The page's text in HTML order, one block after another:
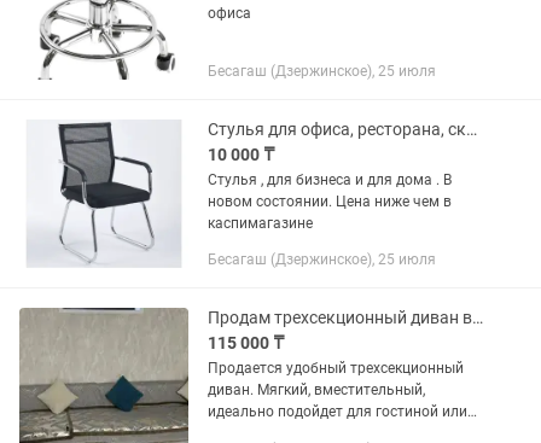
офиса
Бесагаш (Дзержинское), 25 июля
Стулья для офиса, ресторана, склада
10 000 ₸
Стулья , для бизнеса и для дома . В
новом состоянии. Цена ниже чем в
каспимагазине
Бесагаш (Дзержинское), 25 июля
Продам трехсекционный диван в хорошем состоянии
115 000 ₸
Продается удобный трехсекционный
диван. Мягкий, вместительный,
идеально подойдет для гостиной или